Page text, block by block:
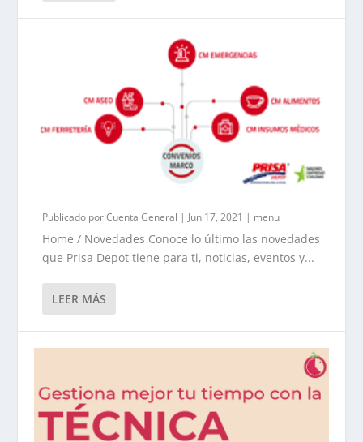
Publicado porCuenta General | Jun 17, 2021 | menu
Home / Novedades Conoce lo último las novedades
que Prisa Depot tiene para ti, noticias, eventos y...
LEER MÁS